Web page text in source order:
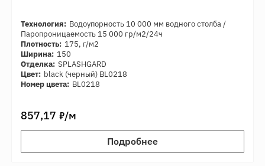
Технология: Водоупорность 10 000 мм водного столба /
Паропроницаемость 15 000 гр/м2/24ч
Плотность: 175, г/м2
Ширина: 150
Отделка: SPLASHGARD
Цвет: black (черный) BL0218
Номер цвета: BL0218
857,17 7/м
Подробнее